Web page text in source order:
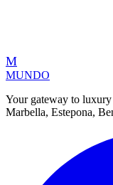
M
MUNDO
Your gateway to
Marbella, Estepona,